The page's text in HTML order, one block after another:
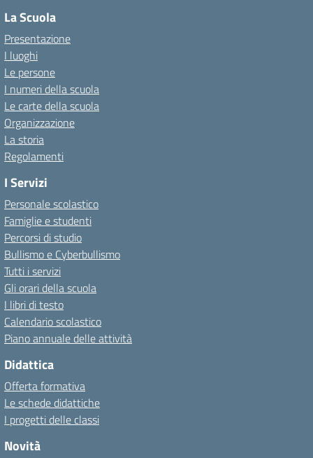
La Scuola
Presentazione
I luoghi
Le persone
I numeri della scuola
Le carte della scuola
Organizzazione
La storia
Regolamenti
I Servizi
Personale scolastico
Famiglie e studenti
Percorsi di studio
Bullismo e Cyberbullismo
Tutti i servizi
Gli orari della scuola
I libri di testo
Calendario scolastico
Piano annuale delle attività
Didattica
Offerta formativa
Le schede didattiche
I progetti delle classi
Novità